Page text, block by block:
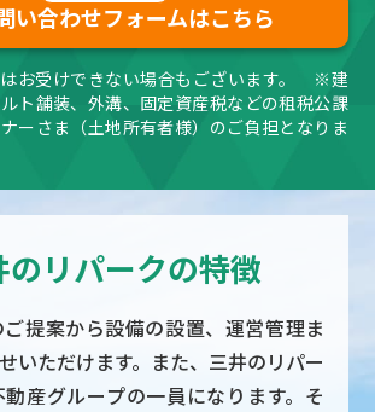
い合わせフォームはこちら
お受けできない場合もございます。 ※建
ト舗装、外溝、固定資産税などの租税公課
ーさま（土地所有者様）のご負担となりま
のリパークの特徴
提案から設備の設置、運営管理ま
いただけます。また、三井のリパー
産グループの一員になります。そ